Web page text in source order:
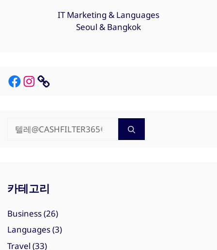
IT Marketing & Languages
Seoul & Bangkok
Facebook
Instagram
Link
색:
카테고리
Business(26)
Languages(3)
Travel (33)